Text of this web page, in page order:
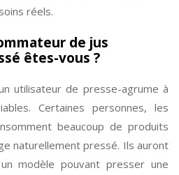
réels.
de jus
êtes-vous ?
utilisateur de presse-agrume à
Certaines personnes, les
beaucoup de produits
naturellement pressé. Ils auront
modèle pouvant presser une